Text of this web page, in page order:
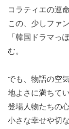
コラティエの運
この、少しファ
「韓国ドラマっ
む。
でも、物語の空
地よさに満ちてい
登場人物たちの
小さな幸せや切